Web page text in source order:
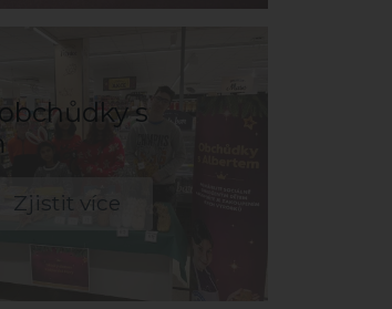
s
Zjistit více